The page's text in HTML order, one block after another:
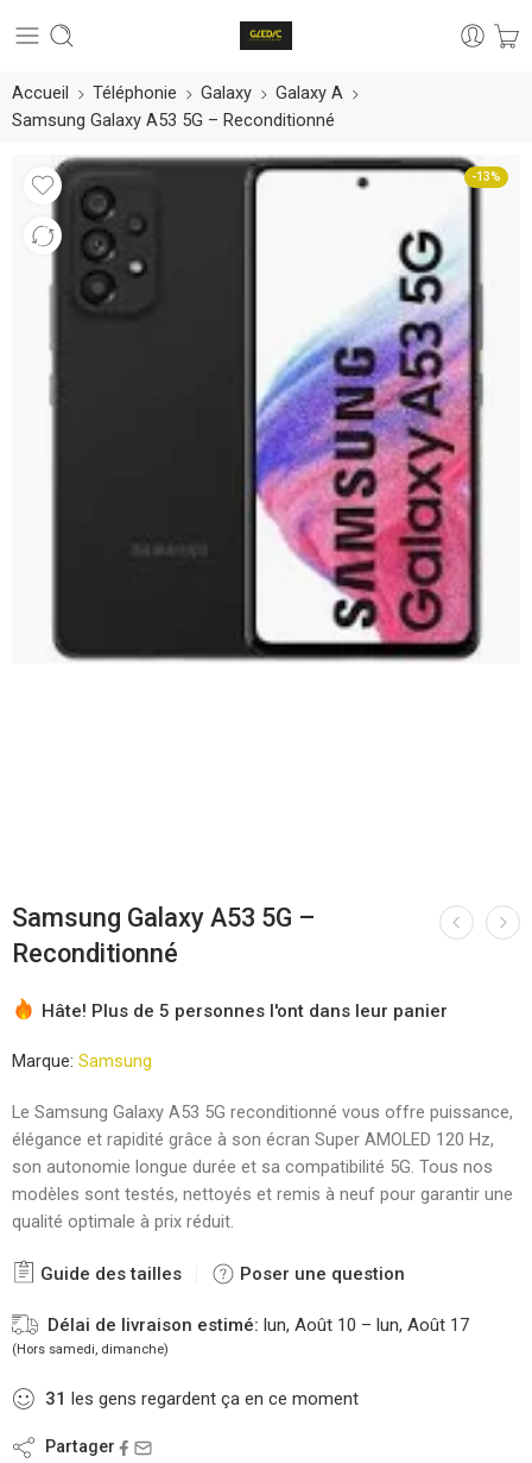
Accueil Téléphonie Galaxy
Galaxy A
Samsung Galaxy A53 5G – Reconditionné
-13%
Samsung Galaxy A53 5G –
Reconditionné
Hâte! Plus de 5 personnes l'ont dans leur panier
Marque: Samsung
Le Samsung Galaxy A53 5G reconditionné vous offre puissance,
élégance et rapidité grâce à son écran Super AMOLED 120 Hz,
son autonomie longue durée et sa compatibilité 5G. Tous nos
modèles sont testés, nettoyés et remis à neuf pour garantir une
qualité optimale à prix réduit.
Guide des tailles Poser une question
Délai de livraison estimé: lun, Août 10 – lun, Août 17
(Hors samedi, dimanche)
31 les gens regardent ça en ce moment
Partager